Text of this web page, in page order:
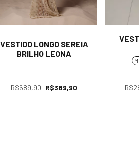
VESTIDO LONGO SEREIA
BRILHO LEONA
R$689,90 R$389,90